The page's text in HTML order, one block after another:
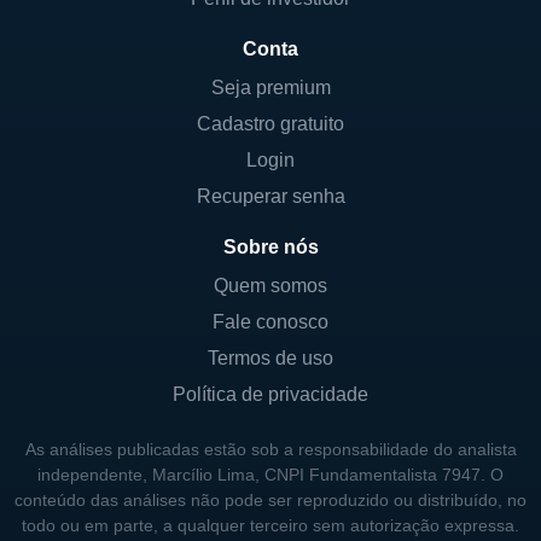
tem se empenhado em modernizar suas
instalações e redes, integrando tecnologias
que permitem uma operação mais eficiente e
menos impactante ao meio ambiente. Esse
compromisso com a inovação e a
competitivo mercado de energia.
As subsidiárias da Southern Corporation,
como a Georgia Power, Alabama Power e
Mississippi Power, desempenham um papel
crucial na operação da empresa, e oferecem
relacionados à energia. Isso permite uma
flexibilidade e adaptabilidade em um setor
que está em constante mudança, com
Conta
Seja premium
Cadastro gratuito
Login
Recuperar senha
Sobre nós
Quem somos
Fale conosco
Termos de uso
Política de privacidade
As análises publicadas estão sob a responsabilidade do analista
independente, Marcílio Lima, CNPI Fundamentalista 7947. O
conteúdo das análises não pode ser reproduzido ou distribuído, no
todo ou em parte, a qualquer terceiro sem autorização expressa.